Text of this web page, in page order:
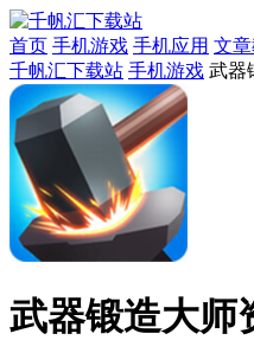
首页 手机游戏 手机应用 文
千帆汇下载站 手机游戏 武器
武器锻造大师